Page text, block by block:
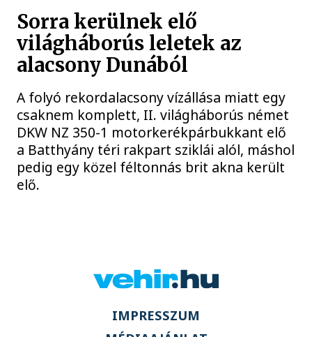
Sorra kerülnek elő
világháborús leletek az
alacsony Dunából
A folyó rekordalacsony vízállása miatt egy
csaknem komplett, II. világháborús német
DKW NZ 350-1 motorkerékpárbukkant elő
a Batthyány téri rakpart sziklái alól, máshol
pedig egy közel féltonnás brit akna került
elő.
IMPRESSZUM